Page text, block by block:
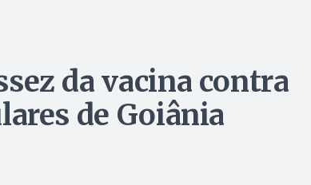
da vacina contra
de Goiânia